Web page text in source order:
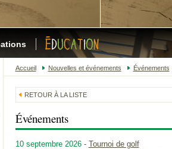
Accueil Nouvelles et événements Événements
RETOUR À LA LISTE
Événements
10 septembre 2026 - Tournoi de golf